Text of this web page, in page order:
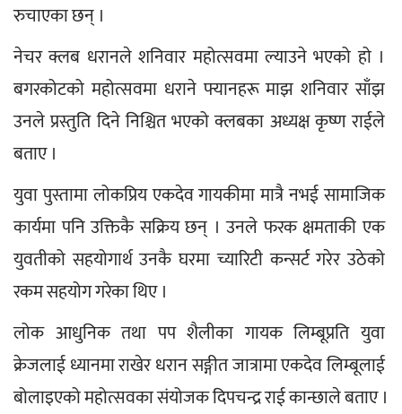
रुचाएका छन् ।
नेचर क्लब धरानले शनिवार महोत्सवमा ल्याउने भएको हो ।
बगरकोटको महोत्सवमा धराने फ्यानहरू माझ शनिवार साँझ
उनले प्रस्तुति दिने निश्चित भएको क्लबका अध्यक्ष कृष्ण राईले
बताए ।
युवा पुस्तामा लोकप्रिय एकदेव गायकीमा मात्रै नभई सामाजिक
कार्यमा पनि उक्तिकै सक्रिय छन् । उनले फरक क्षमताकी एक
युवतीको सहयोगार्थ उनकै घरमा च्यारिटी कन्सर्ट गरेर उठेको
रकम सहयोग गरेका थिए ।
लोक आधुनिक तथा पप शैलीका गायक लिम्बूप्रति युवा
क्रेजलाई ध्यानमा राखेर धरान सङ्गीत जात्रामा एकदेव लिम्बूलाई
बोलाइएको महोत्सवका संयोजक दिपचन्द्र राई कान्छाले बताए ।